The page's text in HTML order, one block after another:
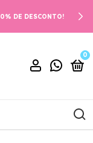
DE DESCONTO!
0